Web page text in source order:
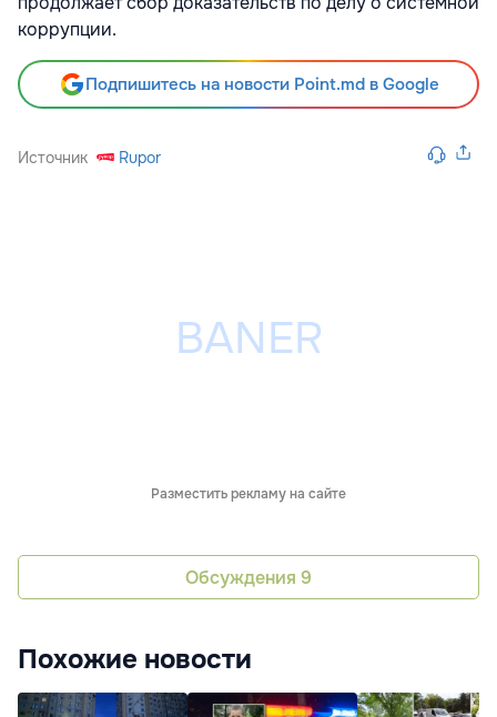
коррупции.
Подпишитесь на новости Point.md в Google
Источник Rupor
Разместить рекламу на сайте
Обсуждения 9
Похожие новости